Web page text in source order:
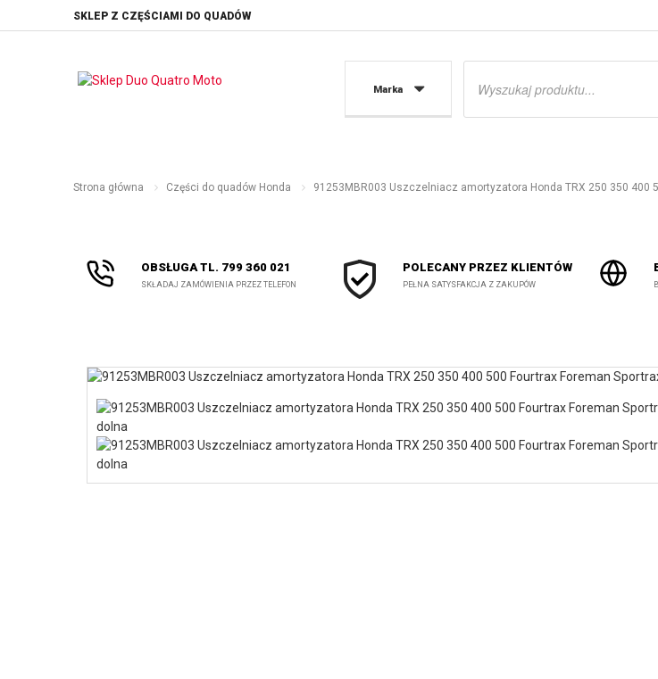
SKLEP Z CZĘŚCIAMI DO QUADÓW
Marka
Wyszukiwarka
Strona główna Części do quadów Honda 91253MBR003 Uszczelniacz amortyzatora Honda TRX 250 350 400
OBSŁUGA TL. 799 360 021
SKŁADAJ ZAMÓWIENIA PRZEZ TELEFON
POLECANY PRZEZ KLIENTÓW
PEŁNA SATYSFAKCJA Z ZAKUPÓW